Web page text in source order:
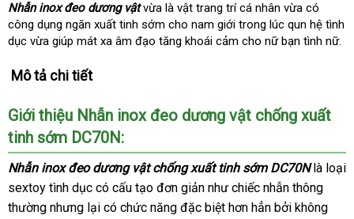
Nhẫn inox đeo dương vật vừa là vật trang trí cá nhân vừa có
công dụng ngăn xuất tinh sớm cho nam giới trong lúc qun hệ tình
dục vừa giúp mát xa âm đạo tăng khoái cảm cho nữ bạn tình nữ.
Mô tả chi tiết
Giới thiệu Nhẫn inox đeo dương vật chống xuất
tinh sớm DC70N:
Nhẫn inox đeo dương vật chống xuất tinh sớm DC70Nlà loại
sextoy tình dục có cấu tạo đơn giản như chiếc nhẫn thông
thường đăng
nhưng lại có chức năng cao
đặc biệt hơn hẳn hỗ
bởi không